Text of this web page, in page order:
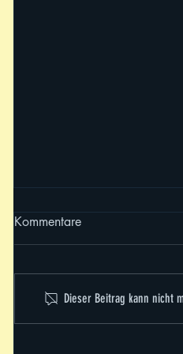
Kommentare
Dieser Beitrag kann nicht